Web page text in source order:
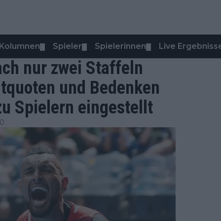
Spieler Spielerinnen Live
nur zwei Staffeln
und Bedenken
Spielern eingestellt